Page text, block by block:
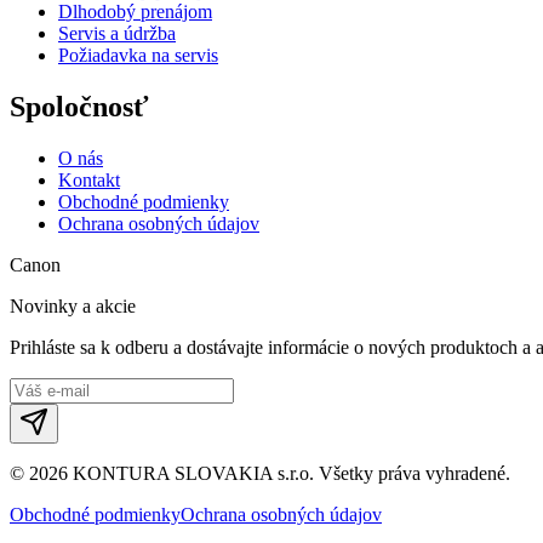
Dlhodobý prenájom
Servis a údržba
Požiadavka na servis
Spoločnosť
O nás
Kontakt
Obchodné podmienky
Ochrana osobných údajov
Canon
Novinky a akcie
Prihláste sa k odberu a dostávajte informácie o nových produktoch a
© 2026 KONTURA SLOVAKIA s.r.o. Všetky práva vyhradené.
Obchodné podmienkyOchrana osobných údajov